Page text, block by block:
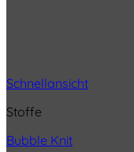
Schnellansicht
Stoffe
Bubble Knit